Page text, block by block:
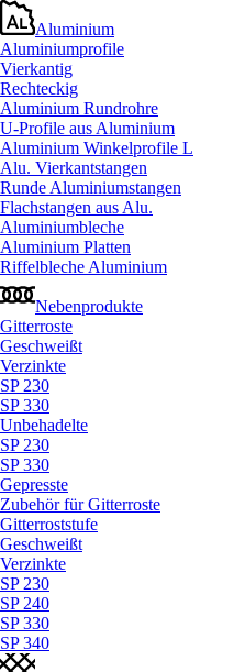
Aluminium
Aluminiumprofile
Vierkantig
Rechteckig
Aluminium Rundrohre
U-Profile aus Aluminium
Aluminium Winkelprofile L
Alu. Vierkantstangen
Runde Aluminiumstangen
Flachstangen aus Alu.
Aluminiumbleche
Aluminium Platten
Riffelbleche Aluminium
Nebenprodukte
Gitterroste
Geschweißt
Verzinkte
SP 230
SP 330
Unbehadelte
SP 230
SP 330
Gepresste
Zubehör für Gitterroste
Gitterroststufe
Geschweißt
Verzinkte
SP 230
SP 240
SP 330
SP 340